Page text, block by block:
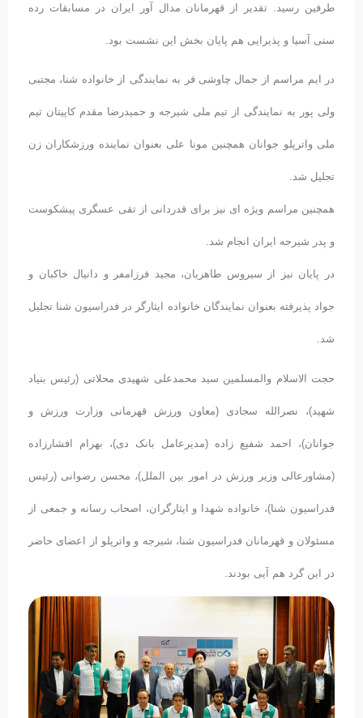
طرفین رسید. تقدیر از قهرمانان مدال آور ایران در مسابقات رده
سنی آسیا و پذیرایی هم پایان بخش این نشست بود.
در ایم مراسم از جمال چاوشی فر به نمایندگی از خانواده شنا، مجتبی
ولی پور به نمایندگی از تیم ملی شیرجه و حمیدرضا مقدم کاپیتان تیم
ملی واترپلو جوانان همچنین مونا علی بعنوان نماینده ورزشکاران زن
تجلیل شد.
همچنین مراسم ویژه ای نیز برای قدردانی از تقی عسگری پیشکوست
و پدر شیرجه ایران انجام شد.
در پایان نیز از سیروس طاهریان، مجید فرزامفر و دانیال خاکبان و
جواد پذیرفته بعنوان نمایندگان خانواده ایثارگر در فدراسیون شنا تجلیل
شد.
حجت الاسلام والمسلمین سید محمدعلی شهیدی محلاتی (رئیس بنیاد
شهید)، نصرالله سجادی (معاون ورزش قهرمانی وزارت ورزش و
جوانان)، احمد شفیع زاده (مدیرعامل بانک دی)، بهرام افشارزاده
(مشاورعالی وزیر ورزش در امور بین الملل)، محسن رضوانی (رئیس
فدراسیون شنا)، خانواده شهدا و ایثارگران، اصحاب رسانه و جمعی از
مسئولان و قهرمانان فدراسیون شنا، شیرجه و واترپلو از اعضای حاضر
در این گرد هم آیی بودند.